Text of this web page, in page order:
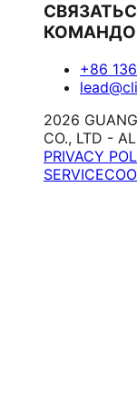
+86
2026
CO., LTD -
PRIVACY
SERVICE